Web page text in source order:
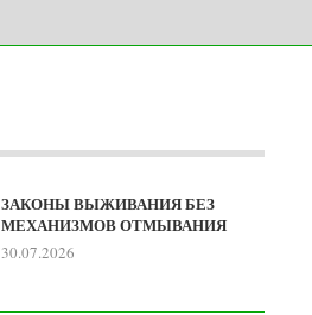
ЗАКОНЫ ВЫЖИВАНИЯ БЕЗ
МЕХАНИЗМОВ ОТМЫВАНИЯ
30.07.2026